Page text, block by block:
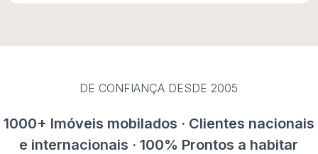
DE CONFIANÇA DESDE 2005
1000+ Imóveis mobilados · Clientes nacionais
e internacionais · 100% Prontos a habitar